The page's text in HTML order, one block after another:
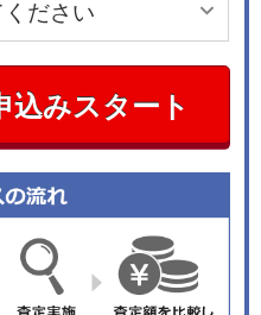
込みスタート